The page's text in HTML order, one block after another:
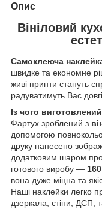
Опис
Вініловий
Самоклеюча
швидке та економне
живі принти стануть
радуватимуть Вас
Із чого
Фартух зроблений з
допомогою
друку нанесено
додатковим шаром
готового виробу —
вона дуже міцна та
Наші наклейки легко
дзеркала, стіни, ДСП,